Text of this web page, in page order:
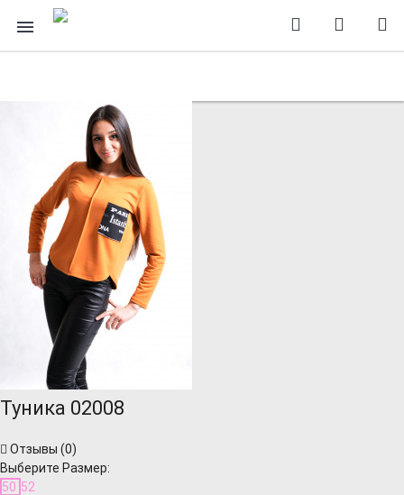
Туника 02008
Отзывы (0)
Выберите Размер:
50 52